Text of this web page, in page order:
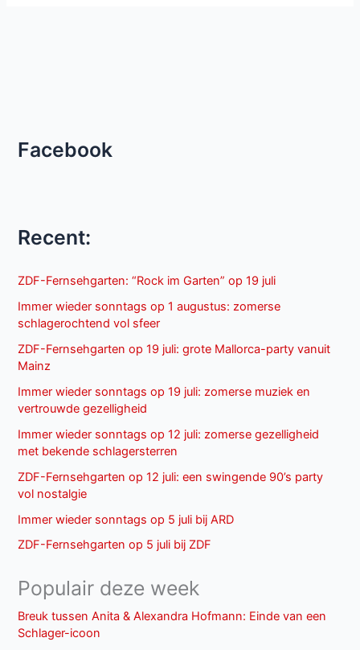
Facebook
Recent:
ZDF-Fernsehgarten: “Rock im Garten” op 19 juli
Immer wieder sonntags op 1 augustus: zomerse
schlagerochtend vol sfeer
ZDF-Fernsehgarten op 19 juli: grote Mallorca-party vanuit
Mainz
Immer wieder sonntags op 19 juli: zomerse muziek en
vertrouwde gezelligheid
Immer wieder sonntags op 12 juli: zomerse gezelligheid
met bekende schlagersterren
ZDF-Fernsehgarten op 12 juli: een swingende 90’s party
vol nostalgie
Immer wieder sonntags op 5 juli bij ARD
ZDF-Fernsehgarten op 5 juli bij ZDF
Populair deze week
Breuk tussen Anita & Alexandra Hofmann: Einde van een
Schlager-icoon